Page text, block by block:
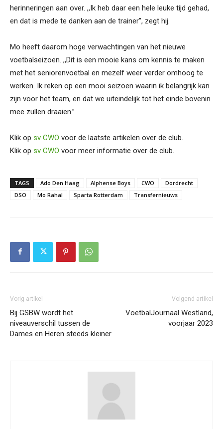
herinneringen aan over. ,,Ik heb daar een hele leuke tijd gehad,
en dat is mede te danken aan de trainer”, zegt hij.
Mo heeft daarom hoge verwachtingen van het nieuwe
voetbalseizoen. ,,Dit is een mooie kans om kennis te maken
met het seniorenvoetbal en mezelf weer verder omhoog te
werken. Ik reken op een mooi seizoen waarin ik belangrijk kan
zijn voor het team, en dat we uiteindelijk tot het einde bovenin
mee zullen draaien.”
Klik op sv CWO voor de laatste artikelen over de club.
Klik op sv CWO voor meer informatie over de club.
TAGS Ado Den Haag Alphense Boys CWO
Dordrecht
DSO
Mo Rahal Sparta Rotterdam Transfernieuws
Vorig artikel
Bij GSBW wordt het
niveauverschil tussen de
Dames en Heren steeds kleiner
Volgend artikel
VoetbalJournaal Westland,
voorjaar 2023